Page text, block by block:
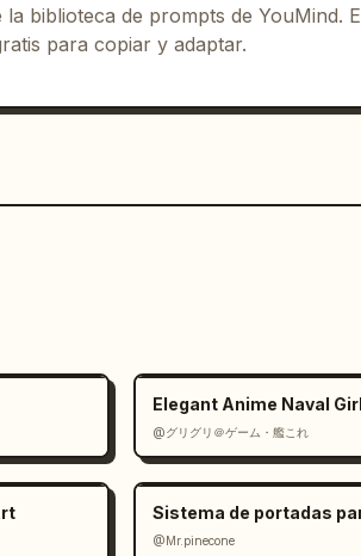
biblioteca de prompts de YouMind.
para copiar y adaptar.
Elegant Anime Naval
@グリグリ＠ゲーム・艦これ
@Mr.pinecone